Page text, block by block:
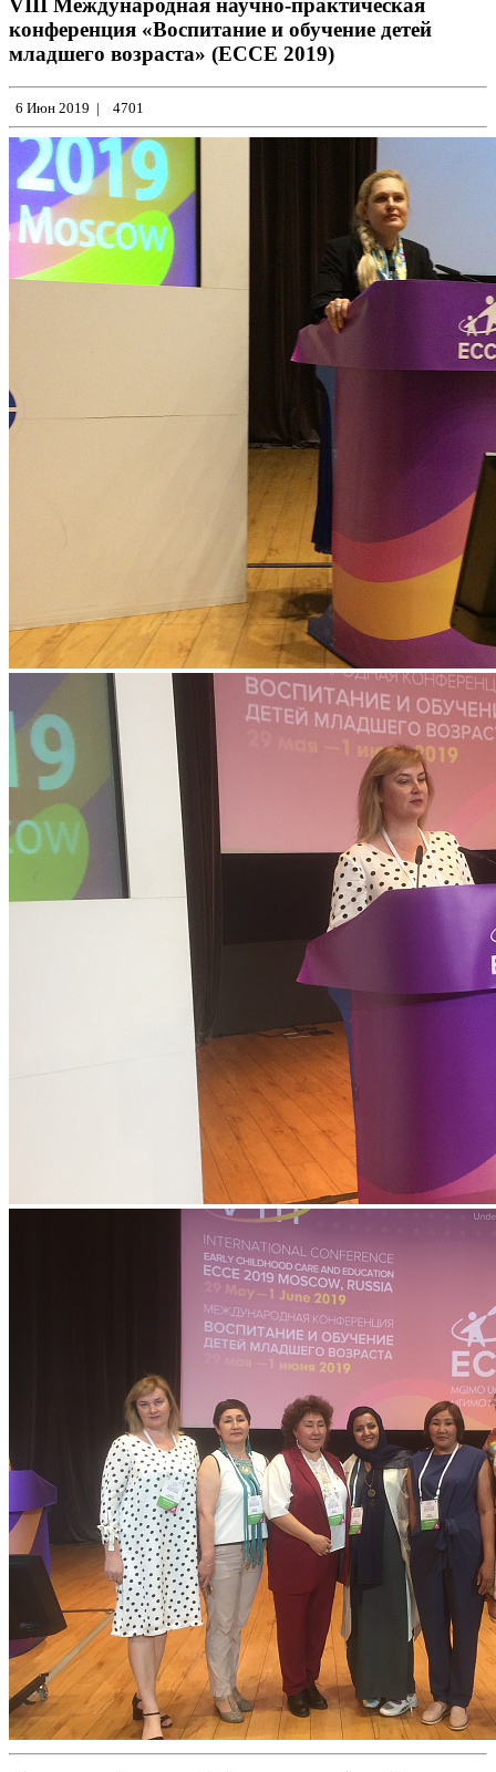
конференция «Воспитание и обучение детей
младшего возраста» (ECCE 2019)
6 Июн 2019 | 4701